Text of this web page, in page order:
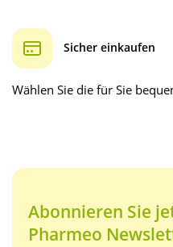
Sicher einkaufen
Wählen Sie die für Sie
Abonnieren Sie
Pharmeo